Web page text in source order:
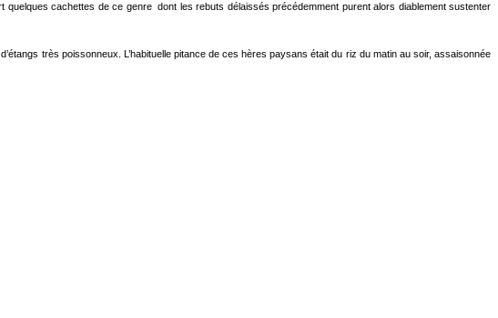
cachettes de ce genre dont les rebuts délaissés précédemment purent alors diablement sustenter
très poissonneux. L’habituelle pitance de ces hères paysans était du riz du matin au soir, assaisonnée